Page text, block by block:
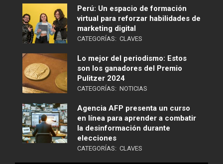
Perú: Un espacio de formación
virtual para reforzar habilidades de
marketing digital
CATEGORÍAS: CLAVES
Lo mejor del periodismo: Estos
son los ganadores del Premio
Pulitzer 2024
CATEGORÍAS: NOTICIAS
Agencia AFP presenta un curso
en línea para aprender a combatir
la desinformación durante
elecciones
CATEGORÍAS: CLAVES